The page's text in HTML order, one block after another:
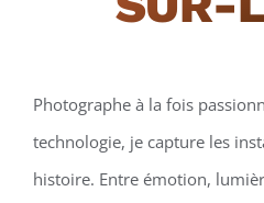
Photographe à la fois
technologie, je capture les
histoire. Entre émotion,